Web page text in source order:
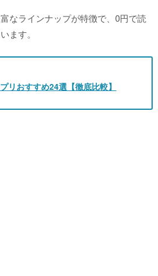
なラインナップが特徴で、0円で読
ます。
リおすすめ24選【徹底比較】